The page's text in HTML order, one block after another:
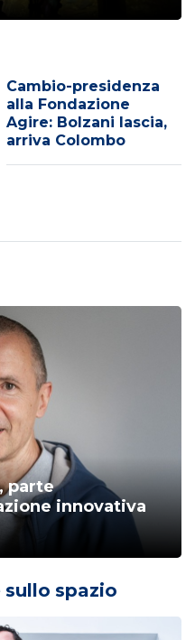
Cambio-presidenza
alla Fondazione
Agire: Bolzani lascia,
arriva Colombo
parte
innovativa
sullo spazio